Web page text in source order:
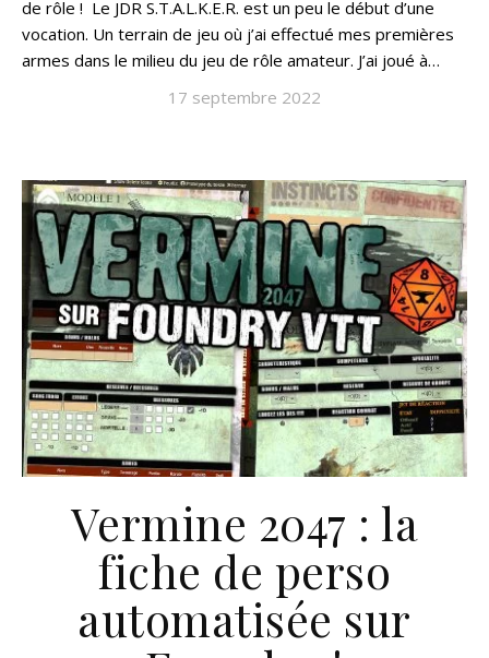
de rôle ! Le JDR S.T.A.L.K.E.R. est un peu le début d’une
vocation. Un terrain de jeu où j’ai effectué mes premières
armes dans le milieu du jeu de rôle amateur. J’ai joué à…
17 septembre 2022
Vermine 2047 : la
fiche de perso
automatisée sur